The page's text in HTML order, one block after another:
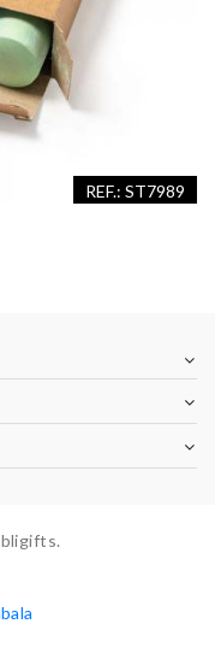
REF.: ST7989